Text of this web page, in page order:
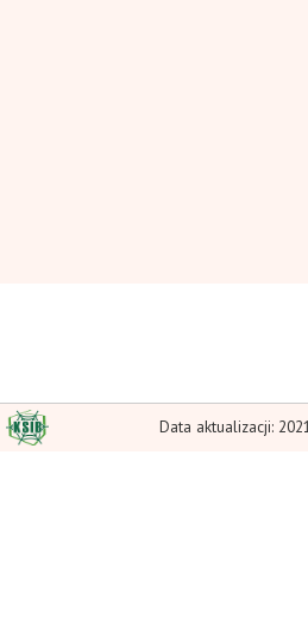
Data aktualizacji: